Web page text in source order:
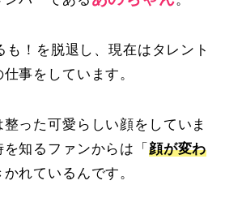
も！を脱退し、現在はタレント
事をしています。
った可愛らしい顔をしていま
知るファンからは「 顔が変わ
れているんです。